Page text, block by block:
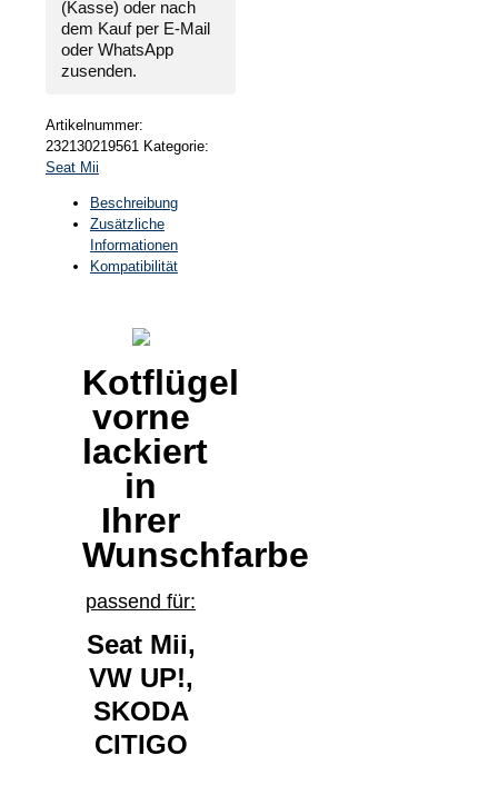
(Kasse) oder nach
dem Kauf per E-Mail
oder WhatsApp
zusenden.
Artikelnummer:
232130219561 Kategorie:
Seat Mii
Beschreibung
Zusätzliche
Informationen
Kompatibilität
Kotflügel
vorne
lackiert
in
Ihrer
Wunschfarbe
passend für:
Seat Mii,
VW UP!,
SKODA
CITIGO